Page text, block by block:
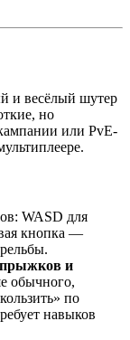
и весёлый шутер
но
или PvE-
WASD для
кнопка —
и
обычного,
по
навыков